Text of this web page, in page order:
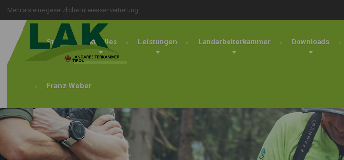
Mehr als eine gesetzliche Interessenvertretung
Start Aktuelles Leistungen Landarbeiterkammer Downloads
Franz Weber